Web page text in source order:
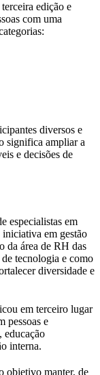
edição e
com uma
diversos e
significa ampliar a
e decisões de
especialistas em
em gestão
da área de RH das
tecnologia e como
diversidade e
em terceiro lugar
pessoas e
educação
interna.
objetivo manter, de